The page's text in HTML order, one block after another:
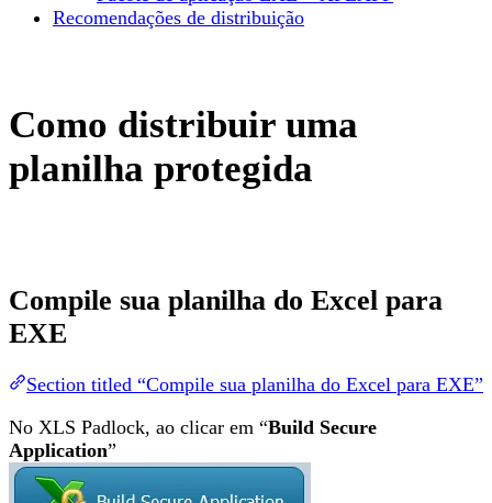
Recomendações de distribuição
Como distribuir uma
planilha protegida
Compile sua planilha do Excel para
EXE
Section titled “Compile sua planilha do Excel para EXE”
No XLS Padlock, ao clicar em “Build Secure
Application”